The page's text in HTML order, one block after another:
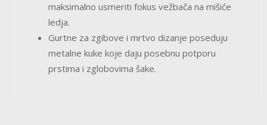
maksimalno usmeriti fokus vežbača na mišiće
ledja.
Gurtne za zgibove i mrtvo dizanje poseduju
metalne kuke koje daju posebnu potporu
prstima i zglobovima šake.